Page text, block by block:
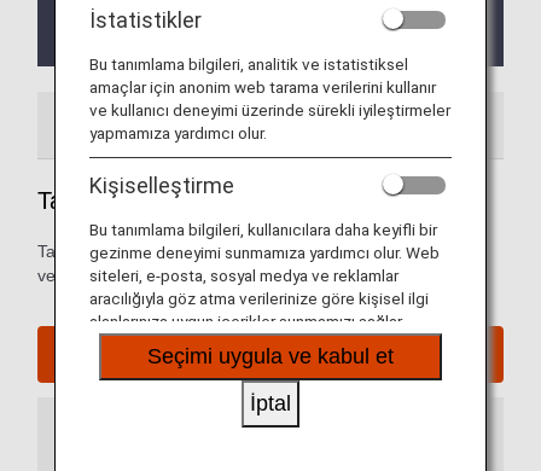
"No.2"den "No.4"e değiştirilecektir.
Lütfen eski check-in kontuarına gitmeyin.
Havaalanı Rehberi
Taipei Songshan Havaalanı Rehberi
Taipei Songshan Havaalanında işlemlerin yapılması, kalkış
ve varış terminal haritaları ve diğer bilgiler.
Taipei Songshan Havaalanı web sitesi
İstatistikler
Bu tanımlama bilgileri, analitik ve istatistiksel
amaçlar için anonim web tarama verilerini kullanır
ve kullanıcı deneyimi üzerinde sürekli iyileştirmeler
yapmamıza yardımcı olur.
Kişiselleştirme
Bu tanımlama bilgileri, kullanıcılara daha keyifli bir
gezinme deneyimi sunmamıza yardımcı olur. Web
siteleri, e-posta, sosyal medya ve reklamlar
aracılığıyla göz atma verilerinize göre kişisel ilgi
alanlarınıza uygun içerikler sunmamızı sağlar.
Seçimi uygula ve kabul et
İptal